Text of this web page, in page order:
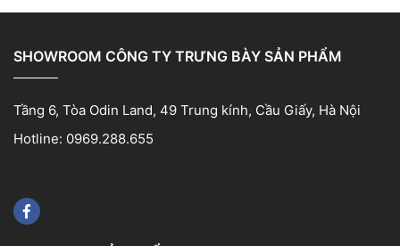
SHOWROOM CÔNG TY TRƯNG BÀY SẢN PHẨM
Tầng 6, Tòa Odin Land, 49 Trung kính, Cầu Giấy, Hà Nội
Hotline: 0969.288.655